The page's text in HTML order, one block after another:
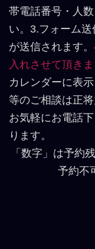
帯電話番号・人
い。3.フォーム
が送信されます。
入れさせて頂き
カレンダーに表
等のご相談は正
お気軽にお電話
ります。
「数字」は予約
予約不